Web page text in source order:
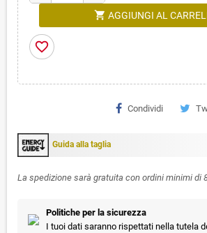
shopping_cart AGGIUNGI AL
favorite_border
Condividi
Guida alla taglia
La spedizione sarà gratuita con ordini minimi di
Politiche per la sicurezza
I tuoi dati saranno rispettati nella tutela